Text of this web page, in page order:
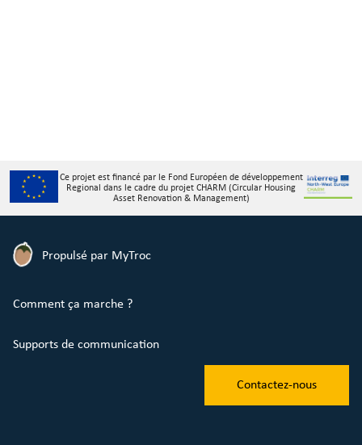
Ce projet est financé par le Fond Européen de développement
Regional dans le cadre du projet CHARM (Circular Housing
Asset Renovation & Management)
Propulsé par MyTroc
Comment ça marche ?
Supports de communication
Contactez-nous